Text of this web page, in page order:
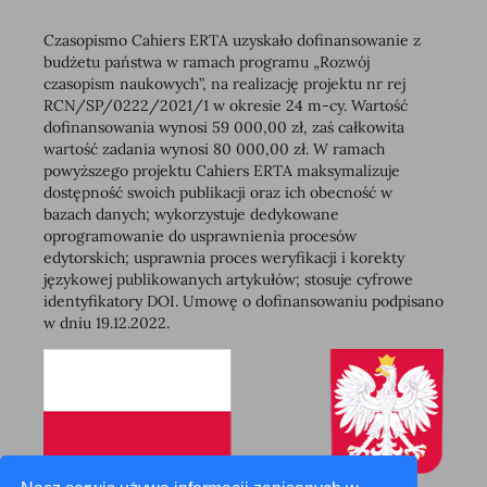
Czasopismo Cahiers ERTA uzyskało dofinansowanie z
budżetu państwa w ramach programu „Rozwój
czasopism naukowych”, na realizację projektu nr rej
RCN/SP/0222/2021/1 w okresie 24 m-cy. Wartość
dofinansowania wynosi 59 000,00 zł, zaś całkowita
wartość zadania wynosi 80 000,00 zł. W ramach
powyższego projektu Cahiers ERTA maksymalizuje
dostępność swoich publikacji oraz ich obecność w
bazach danych; wykorzystuje dedykowane
oprogramowanie do usprawnienia procesów
edytorskich; usprawnia proces weryfikacji i korekty
językowej publikowanych artykułów; stosuje cyfrowe
identyfikatory DOI. Umowę o dofinansowaniu podpisano
w dniu 19.12.2022.